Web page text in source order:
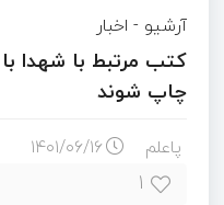
آرشیو - اخبار
کتب مرتبط با شهدا
چاپ شوند
پاعلم ۱۴۰۱/۰۶/۱۶
۱